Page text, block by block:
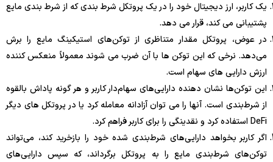
یک کاربر، ارز دیجیتال خود را در یک پروتکل شرط بندی که از شرط بندی مایع
پشتیبانی می کند، قرار می دهد.
در عوض، پروتکل مقدار متناظری از توکن‌های استیکینگ مایع را برش
می‌دهد. نرخی که این توکن ها با آن ضرب می شوند معمولاً منعکس کننده
ارزش دارایی های سهام است.
این توکن‌ها نشان دهنده دارایی‌های سهام‌دار کاربر و هر گونه پاداش بالقوه
از شرط‌بندی است. آنها را می توان آزادانه معامله کرد یا در پروتکل های دیگر
DeFi استفاده کرد و نقدینگی را برای کاربر فراهم کرد.
اگر کاربر بخواهد دارایی‌های شرط‌بندی شده خود را بازخرید کند، می‌تواند
توکن‌های شرط‌بندی مایع را به پروتکل برگرداند، که سپس دارایی‌های